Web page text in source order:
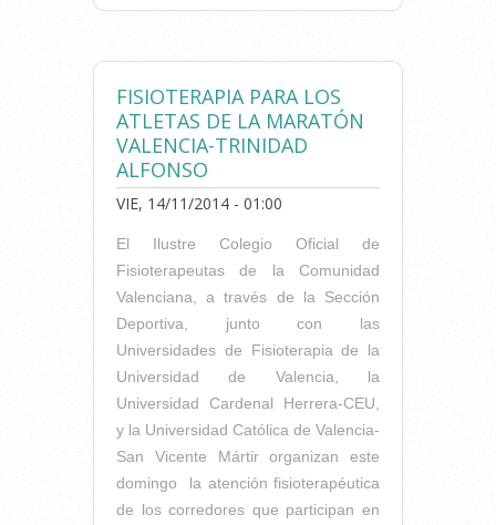
EL SOFOCO DE CORRER LA
FISIOTERAPIA PARA LOS
ATLETAS DE LA MARATÓN
VALENCIA-TRINIDAD
ALFONSO
VIE, 14/11/2014 - 01:00
El Ilustre Colegio Oficial de
Fisioterapeutas de la Comunidad
Valenciana, a través de la Sección
Deportiva, junto con las
Universidades de Fisioterapia de la
Universidad de Valencia, la
Universidad Cardenal Herrera-CEU,
y la Universidad Católica de Valencia-
San Vicente Mártir organizan este
domingo la atención fisioterapéutica
de los corredores que participan en